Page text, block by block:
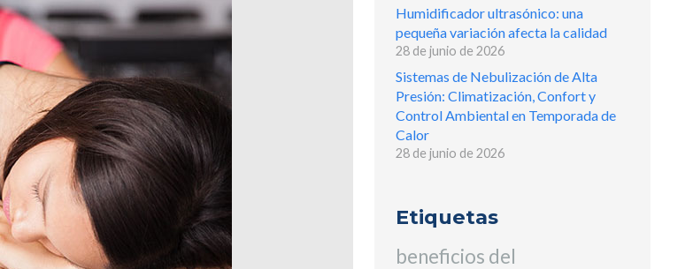
Humidificador ultrasónico: una
pequeña variación afecta la calidad
28 de junio de 2026
Sistemas de Nebulización de Alta
Presión: Climatización, Confort y
Control Ambiental en Temporada de
Calor
28 de junio de 2026
Etiquetas
beneficios del